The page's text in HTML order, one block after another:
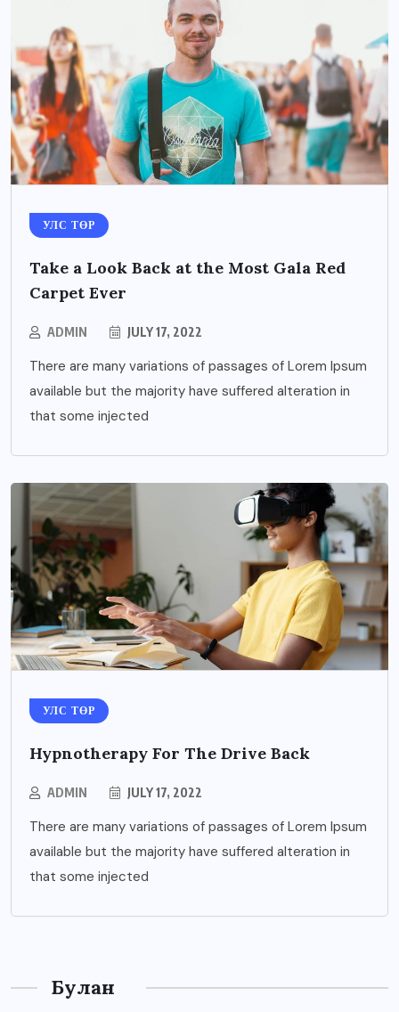
УЛС ТӨР
Take a Look Back at the Most Gala Red
Carpet Ever
ADMIN JULY 17, 2022
There are many variations of passages of Lorem Ipsum
available but the majority have suffered alteration in
that some injected
УЛС ТӨР
Hypnotherapy For The Drive Back
ADMIN JULY 17, 2022
There are many variations of passages of Lorem Ipsum
available but the majority have suffered alteration in
that some injected
Булан